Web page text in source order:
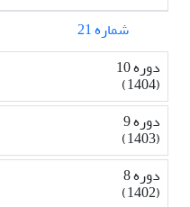
شماره 21
دوره 10
(1404)
دوره 9
(1403)
دوره 8
(1402)